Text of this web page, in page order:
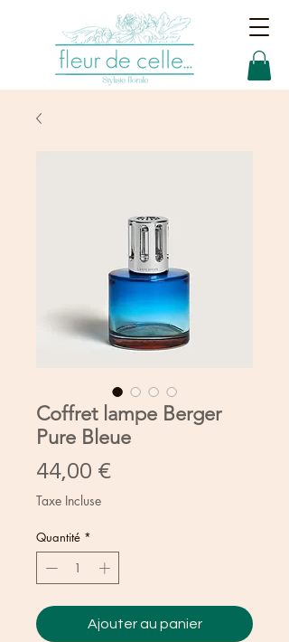
Coffret lampe Berger
Pure Bleue
44,00 €
Taxe Incluse
Quantité *
Ajouter au panier